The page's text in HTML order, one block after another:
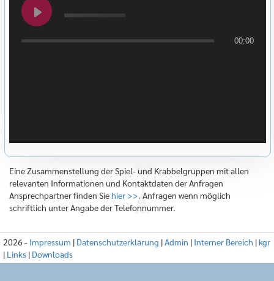
00:00
Eine Zusammenstellung der Spiel- und Krabbelgruppen mit allen
relevanten Informationen und Kontaktdaten der Anfragen
Ansprechpartner finden Siehier >>. Anfragen wenn möglich
schriftlich unter Angabe der Telefonnummer.
2026 - Impressum | Datenschutzerklärung |Admin | Interner Bereich |kgr
| Links | Downloads